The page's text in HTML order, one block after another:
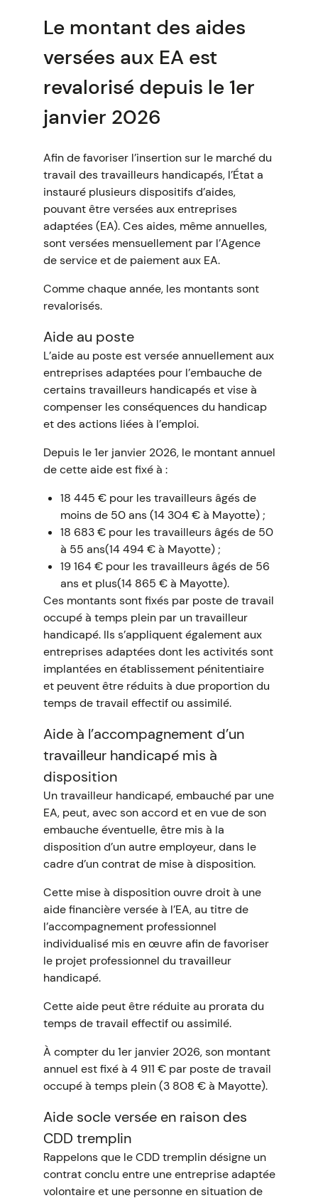
Le montant des aides
versées aux EA est
revalorisé depuis le 1er
janvier 2026
Afin de favoriser l’insertion sur le marché du
travail des travailleurs handicapés, l’État a
instauré plusieurs dispositifs d’aides,
pouvant être versées aux entreprises
adaptées (EA). Ces aides, même annuelles,
sont versées mensuellement par l’Agence
de service et de paiement aux EA.
Comme chaque année, les montants sont
revalorisés.
Aide au poste
L’aide au poste est versée annuellement aux
entreprises adaptées pour l’embauche de
certains travailleurs handicapés et vise à
compenser les conséquences du handicap
et des actions liées à l’emploi.
Depuis le 1er janvier 2026, le montant annuel
de cette aide est fixé à :
18 445 € pour les travailleurs âgés de
moins de 50 ans (14 304 € à Mayotte) ;
18 683 € pour les travailleurs âgés de 50
à 55 ans(14 494 € à Mayotte) ;
19 164 € pour les travailleurs âgés de 56
ans et plus(14 865 € à Mayotte).
Ces montants sont fixés par poste de travail
occupé à temps plein par un travailleur
handicapé. Ils s’appliquent également aux
entreprises adaptées dont les activités sont
implantées en établissement pénitentiaire
et peuvent être réduits à due proportion du
temps de travail effectif ou assimilé.
Aide à l’accompagnement d’un
travailleur handicapé mis à
disposition
Un travailleur handicapé, embauché par une
EA, peut, avec son accord et en vue de son
embauche éventuelle, être mis à la
disposition d’un autre employeur, dans le
cadre d’un contrat de mise à disposition.
Cette mise à disposition ouvre droit à une
aide financière versée à l’EA, au titre de
l’accompagnement professionnel
individualisé mis en œuvre afin de favoriser
le projet professionnel du travailleur
handicapé.
Cette aide peut être réduite au prorata du
temps de travail effectif ou assimilé.
À compter du 1er janvier 2026, son montant
annuel est fixé à 4 911 € par poste de travail
occupé à temps plein (3 808 € à Mayotte).
Aide socle versée en raison des
CDD tremplin
Rappelons que le CDD tremplin désigne un
contrat conclu entre une entreprise adaptée
volontaire et une personne en situation de